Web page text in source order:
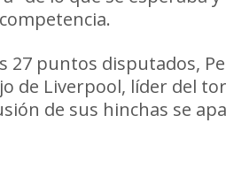
27 puntos disputados,
de Liverpool, líder del
de sus hinchas se